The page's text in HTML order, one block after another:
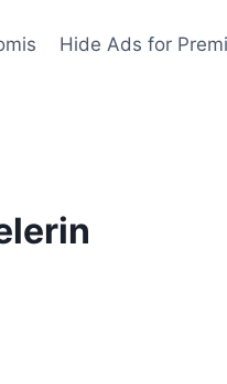
Hide Ads for